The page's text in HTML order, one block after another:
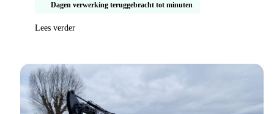
Dagen verwerking teruggebracht tot minuten
Lees verder